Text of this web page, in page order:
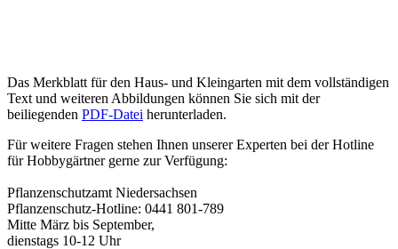
Das Merkblatt für den Haus- und Kleingarten mit dem vollständigen
Text und weiteren Abbildungen können Sie sich mit der
beiliegenden PDF-Datei herunterladen.
Für weitere Fragen stehen Ihnen unserer Experten bei der Hotline
für Hobbygärtner gerne zur Verfügung:
Pflanzenschutzamt Niedersachsen
Pflanzenschutz-Hotline: 0441 801-789
Mitte März bis September,
dienstags 10-12 Uhr